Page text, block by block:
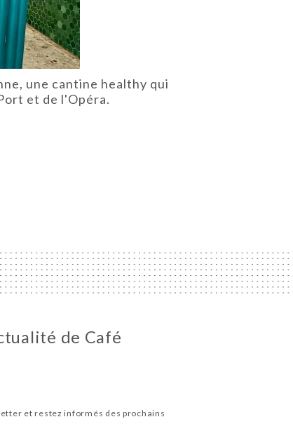
une cantine healthy qui
et de l'Opéra.
de Café
et restez informés des prochains